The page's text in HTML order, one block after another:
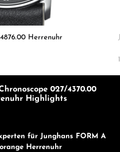
Herrenuhr
027/4370.00
Highlights
für Junghans FORM A
Herrenuhr